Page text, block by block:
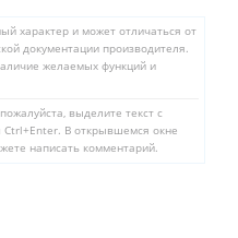
характер и может отличаться от
документации производителя.
желаемых функций и
выделите текст с
В открывшемся окне
написать комментарий.